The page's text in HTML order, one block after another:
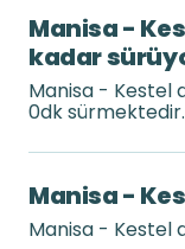
Manisa -
kadar
Manisa - Kestel
0dk sürmektedir.
Manisa -
Manisa - Kestel